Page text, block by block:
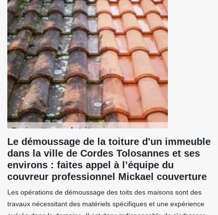
Le démoussage de la toiture d'un immeuble
dans la ville de Cordes Tolosannes et ses
environs : faites appel à l’équipe du
couvreur professionnel Mickael couverture
Les opérations de démoussage des toits des maisons sont des
travaux nécessitant des matériels spécifiques et une expérience